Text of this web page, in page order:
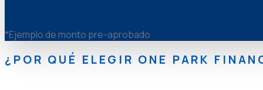
*Ejemplo de monto pre-aprobado
¿POR QUÉ ELEGIR ONE PARK